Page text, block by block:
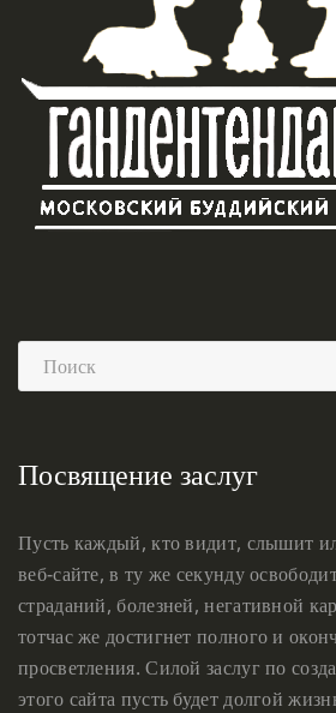
Посвящение заслуг
Пусть каждый, кто видит, слышит
веб-сайте, в ту же секунду
страданий, болезней, негативной
тотчас же достигнет полного и
просветления. Силой заслуг по
этого сайта пусть будет долгой